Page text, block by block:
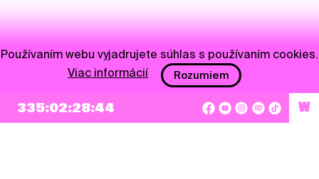
335:02:28:44 W
Používaním webu vyjadrujete súhlas s používaním cookies.
Viac informácií
Rozumiem